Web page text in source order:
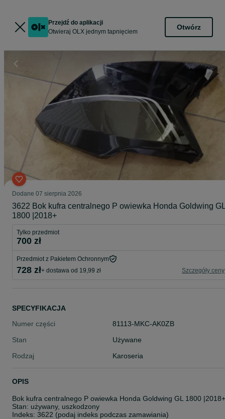
Przejdź do aplikacji
Otwieraj OLX jednym tapnięciem
Otwórz
Dodane 07 sierpnia 2026
3622 Bok kufra centralnego P owiewka Honda Goldwing GL
1800 |2018+
Tylko przedmiot
700 zł
Przedmiot z Pakietem Ochronnym
728 zł+ dostawa od 19,99 zł Szczegóły ceny
SPECYFIKACJA
Numer części
81113-MKC-AK0ZB
Stan
Używane
Rodzaj
Karoseria
OPIS
Bok kufra centralnego P owiewka Honda Goldwing GL 1800 |2018+
Stan: używany, uszkodzony
Indeks: 3622 (podaj indeks podczas zamawiania)